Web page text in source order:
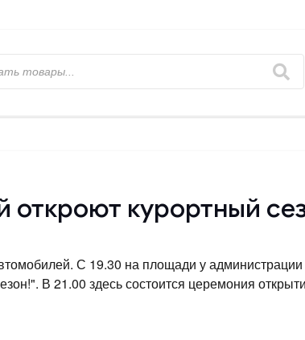
курортный
С 19.30 на площади у администрации
В 21.00 здесь состоится церемония